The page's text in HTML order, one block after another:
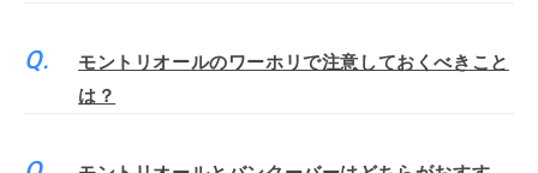
モントリオールのワーホリで注意しておくべきこと
は？